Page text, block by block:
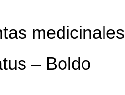
– Boldo